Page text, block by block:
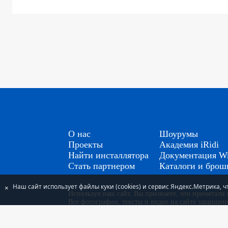
О нас
Проекты
Найти инсталлятора
Стать партнером
Шоурумы
Академия iRidi
Документация
Каталоги и
Используя наш сайт, Вы признаете, что
Все фотографии, тексты и видео на сайте
× Наш сайт использует файлы куки (cookies) и сервис Яндекс.Метрика,